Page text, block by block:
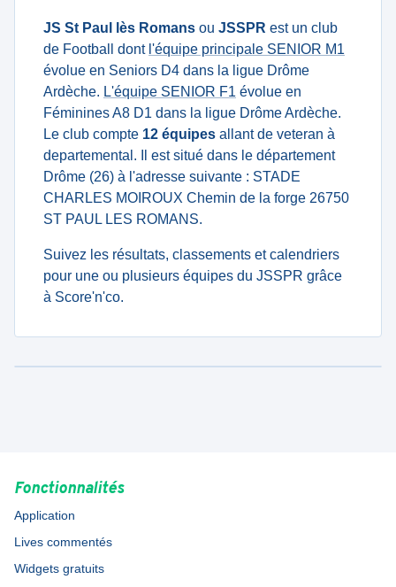
JS St Paul lès Romans ou JSSPR est un club
de Football dont l'équipe principale SENIOR M1
évolue en Seniors D4 dans la ligue Drôme
Ardèche. L'équipe SENIOR F1 évolue en
Féminines A8 D1 dans la ligue Drôme Ardèche.
Le club compte 12 équipes allant de veteran à
departemental. Il est situé dans le département
Drôme (26) à l'adresse suivante : STADE
CHARLES MOIROUX Chemin de la forge 26750
ST PAUL LES ROMANS.
Suivez les résultats, classements et calendriers
pour une ou plusieurs équipes du JSSPR grâce
à Score'n'co.
Fonctionnalités
Application
Lives commentés
Widgets gratuits